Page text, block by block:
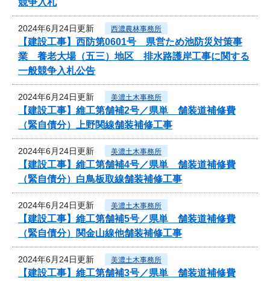
2024年6月24日更新 西濃農林事務所
【建設工事】西防第0601号 県営ため池防災対策事
業 養老大場（五三）地区 排水路護岸工事に関する
一般競争入札公告
2024年6月24日更新 美濃土木事務所
【建設工事】維工第舗補2号／県単 舗装道補修費
（緊自債分）上野関線舗装補修工事
2024年6月24日更新 美濃土木事務所
【建設工事】維工第舗補4号／県単 舗装道補修費
（緊自債分）白鳥板取線舗装補修工事
2024年6月24日更新 美濃土木事務所
【建設工事】維工第舗補5号／県単 舗装道補修費
（緊自債分）関金山線他舗装補修工事
2024年6月24日更新 美濃土木事務所
【建設工事】維工第舗補3号／県単 舗装道補修費